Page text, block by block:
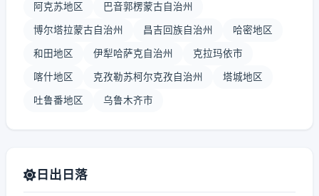
阿克苏地区 巴音郭楞蒙古自治州
博尔塔拉蒙古自治州 昌吉回族自治州 哈密地区
和田地区 伊犁哈萨克自治州 克拉玛依市
喀什地区 克孜勒苏柯尔克孜自治州 塔城地区
吐鲁番地区 乌鲁木齐市
日出日落